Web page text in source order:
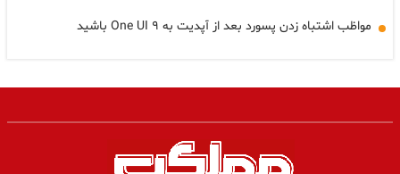
مواظب اشتباه زدن پسورد بعد از آپدیت به One UI ۹ باشید